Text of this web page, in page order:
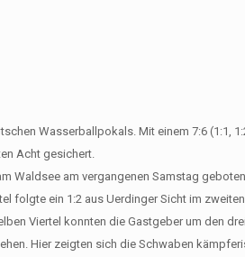
Wasserballpokals. Mit einem 7:6 (1:1,
Acht gesichert.
Waldsee am vergangenen Samstag
folgte ein 1:2 aus Uerdinger Sicht im
Viertel konnten die Gastgeber um den
Hier zeigten sich die Schwaben